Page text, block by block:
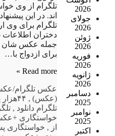
2026
جولای
2026
ژوئن
2026
فوریه
2026
ژانویه
2026
دسامبر
2025
نوامبر
2025
اکتبر
تلگرام از وی
اند. در این
تلگرام برای وی
دختران
جمله عکس شان
برای ازدواج با…
Read more »
عکس تلگرام/
(عکس), ۴۴هزار پسر!
تلگرام دانلود ,
خواستگاری
از , خواستگاری